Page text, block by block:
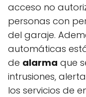
acceso no
personas con
del garaje.
automáticas
de alarma que
intrusiones,
los servicios de